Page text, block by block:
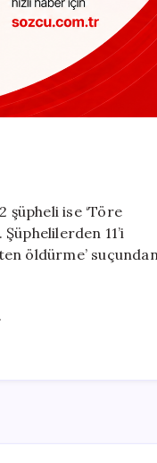
şüpheli ise ‘Töre
11’i
öldürme’